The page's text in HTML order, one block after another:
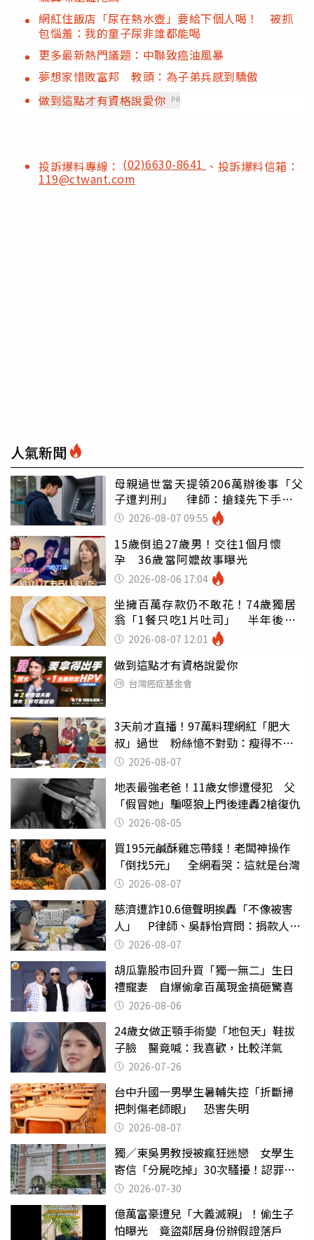
網紅住飯店「尿在熱水壺」要給下個人喝！ 被抓
包惱羞：我的童子尿非誰都能喝
更多最新熱門議題：中聯致癌油風暴
夢想家惜敗富邦 教頭：為子弟兵感到驕傲
做到這點才有資格說愛你 PR
投訴爆料專線： (02)6630-8641 、投訴爆料信箱：
119@ctwant.com
人氣新聞
母親過世當天提領206萬辦後事「父
子遭判刑」 律師：搶錢先下手是
罪 2026-08-07 09:55
15歲倒追27歲男！交往1個月懷
孕 36歲當阿嬤故事曝光
2026-08-06 17:04
坐擁百萬存款仍不敢花！74歲獨居
翁「1餐只吃1片吐司」 半年後暴
瘦嚇壞女兒
2026-08-07 12:01
做到這點才有資格說愛你
台灣癌症基金會
3天前才直播！97萬料理網紅「肥大
叔」過世 粉絲憶不對勁：瘦得不合
理 2026-08-07
地表最強老爸！11歲女慘遭侵犯 父
「假冒她」騙噁狼上門後連轟2槍復仇
2026-08-05
買195元鹹酥雞忘帶錢！老闆神操作
「倒找5元」 全網看哭：這就是台灣
2026-08-07
慈濟遭詐10.6億聲明挨轟「不像被害
人」 P律師、吳靜怡齊問：捐款人有
權知道真相
2026-08-07
胡瓜靠股市回升買「獨一無二」生日
禮寵妻 自爆偷拿百萬現金搞砸驚喜
2026-08-06
24歲女做正顎手術變「地包天」鞋拔
子臉 醫竟喊：我喜歡，比較洋氣
2026-07-26
台中升國一男學生暑輔失控「折斷掃
把刺傷老師眼」 恐害失明
2026-08-07
獨／東吳男教授被瘋狂迷戀 女學生
寄信「分屍吃掉」30次騷擾！認罪免
關 2026-07-30
億萬富豪遭兒「大義滅親」！偷生子
怕曝光 竟盜鄰居身份辦假證落戶